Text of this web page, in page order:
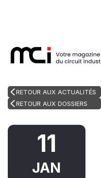
RETOUR AUX ACTUALITÉS
RETOUR AUX DOSSIERS
11
JAN